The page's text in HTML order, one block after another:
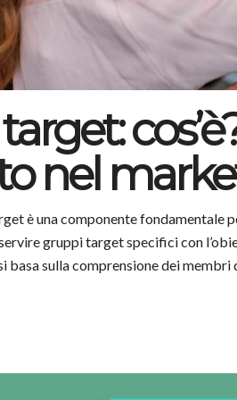
nel
è una componente fondamentale
gruppi target specifici con
basa sulla comprensione dei